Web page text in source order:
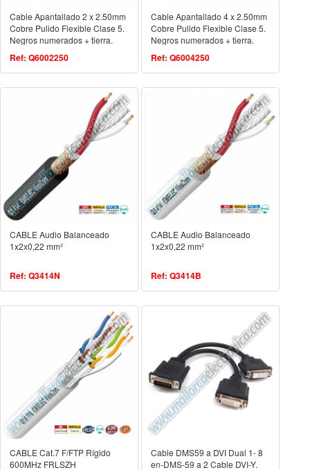
Cable Apantallado 2 x 2.50mm
Cobre Pulido Flexible Clase 5.
Negros numerados + tierra.
Ref: Q6002250
Cable Apantallado 4 x 2.50mm
Cobre Pulido Flexible Clase 5.
Negros numerados + tierra.
Ref: Q6004250
CABLE Audio Balanceado
1x2x0,22 mm²
Ref: Q3414N
CABLE Audio Balanceado
1x2x0,22 mm²
Ref: Q3414B
CABLE Cat.7 F/FTP Rígido
600MHz FRLSZH
Cable DMS59 a DVI Dual 1- 8
en-DMS-59 a 2 Cable DVI-Y.